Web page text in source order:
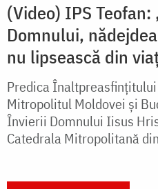
(Video) IPS
Domnului,
nu lipsească din
Predica
Mitropolitul Moldovei și
Învierii Domnului Iisus
Catedrala Mitropolitană